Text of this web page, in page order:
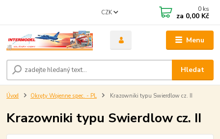
Menu
CZK
Hledat
0 ks
za 0,00 Kč
Úvod Okręty Wojenne spec. - PL Krazowniki typu Swierdlow cz. II
Krazowniki typu Swierdlow cz. II